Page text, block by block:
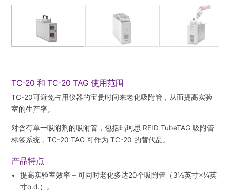
TC-20 和 TC-20 TAG 使用范围
TC-20可避免占用仪器的宝贵时间来老化吸附管，从而提高实验
室的生产率。
对含有单一吸附剂的吸附管，包括玛珂思 RFID TubeTAG 吸附管
标签系统，TC-20 TAG 可作为 TC-20 的替代品。
产品特点
提高实验室效率– 可同时老化多达20个吸附管（3½英寸×¼英
寸o.d.）。